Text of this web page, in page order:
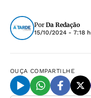
Por Da Redação
15/10/2024 - 7:18 h
OUÇA COMPARTILHE